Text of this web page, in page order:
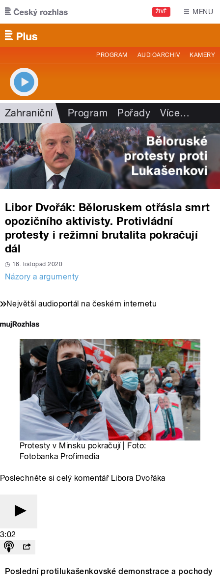
Přejít k hlavnímu obsahu
ŽIVĚ MENU
PROGRAM AUDIOARCHIV KAMERY
Zahraniční Program Pořady Více…
Libor Dvořák: Běloruskem otřásla smrt
opozičního aktivisty. Protivládní
protesty i režimní brutalita pokračují
dál
16. listopad 2020
Názory a argumenty
Největší audioportál na českém internetu
Protesty v Minsku pokračují | Foto:
Fotobanka Profimedia
Poslechněte si celý komentář Libora Dvořáka
3:02
Poslední protilukašenkovské demonstrace a pochody